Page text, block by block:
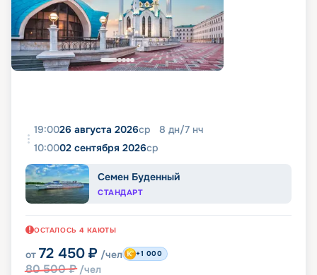
19:0026 августа 2026ср 8 дн/7 нч
10:0002 сентября 2026ср
Семен Буденный
СТАНДАРТ
ОСТАЛОСЬ 4 КАЮТЫ
от 72 450 ₽ /чел
80 500₽ /чел
+1 000